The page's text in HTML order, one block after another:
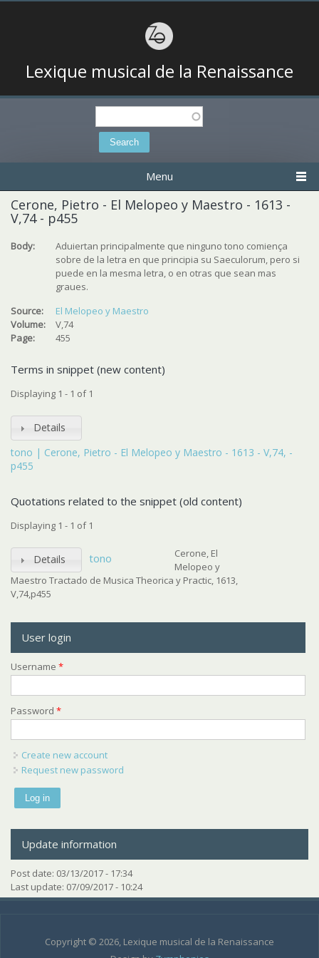
Lexique musical de la Renaissance
Search
Menu
Cerone, Pietro - El Melopeo y Maestro - 1613 -
V,74 - p455
Body:
Aduiertan principalmente que ninguno tono comiença
sobre de la letra en que principia su Saeculorum, pero si
puede en la mesma letra, o en otras que sean mas
graues.
Source:
El Melopeo y Maestro
Volume:
V,74
Page:
455
Terms in snippet (new content)
Displaying 1 - 1 of 1
Details
tono | Cerone, Pietro - El Melopeo y Maestro - 1613 - V,74, -
p455
Quotations related to the snippet (old content)
Displaying 1 - 1 of 1
Details tono
Cerone, El
Melopeo y
Maestro Tractado de Musica Theorica y Practic, 1613,
V,74,p455
User login
Username *
Password *
Create new account
Request new password
Update information
Post date: 03/13/2017 - 17:34
Last update: 07/09/2017 - 10:24
Copyright © 2026, Lexique musical de la Renaissance